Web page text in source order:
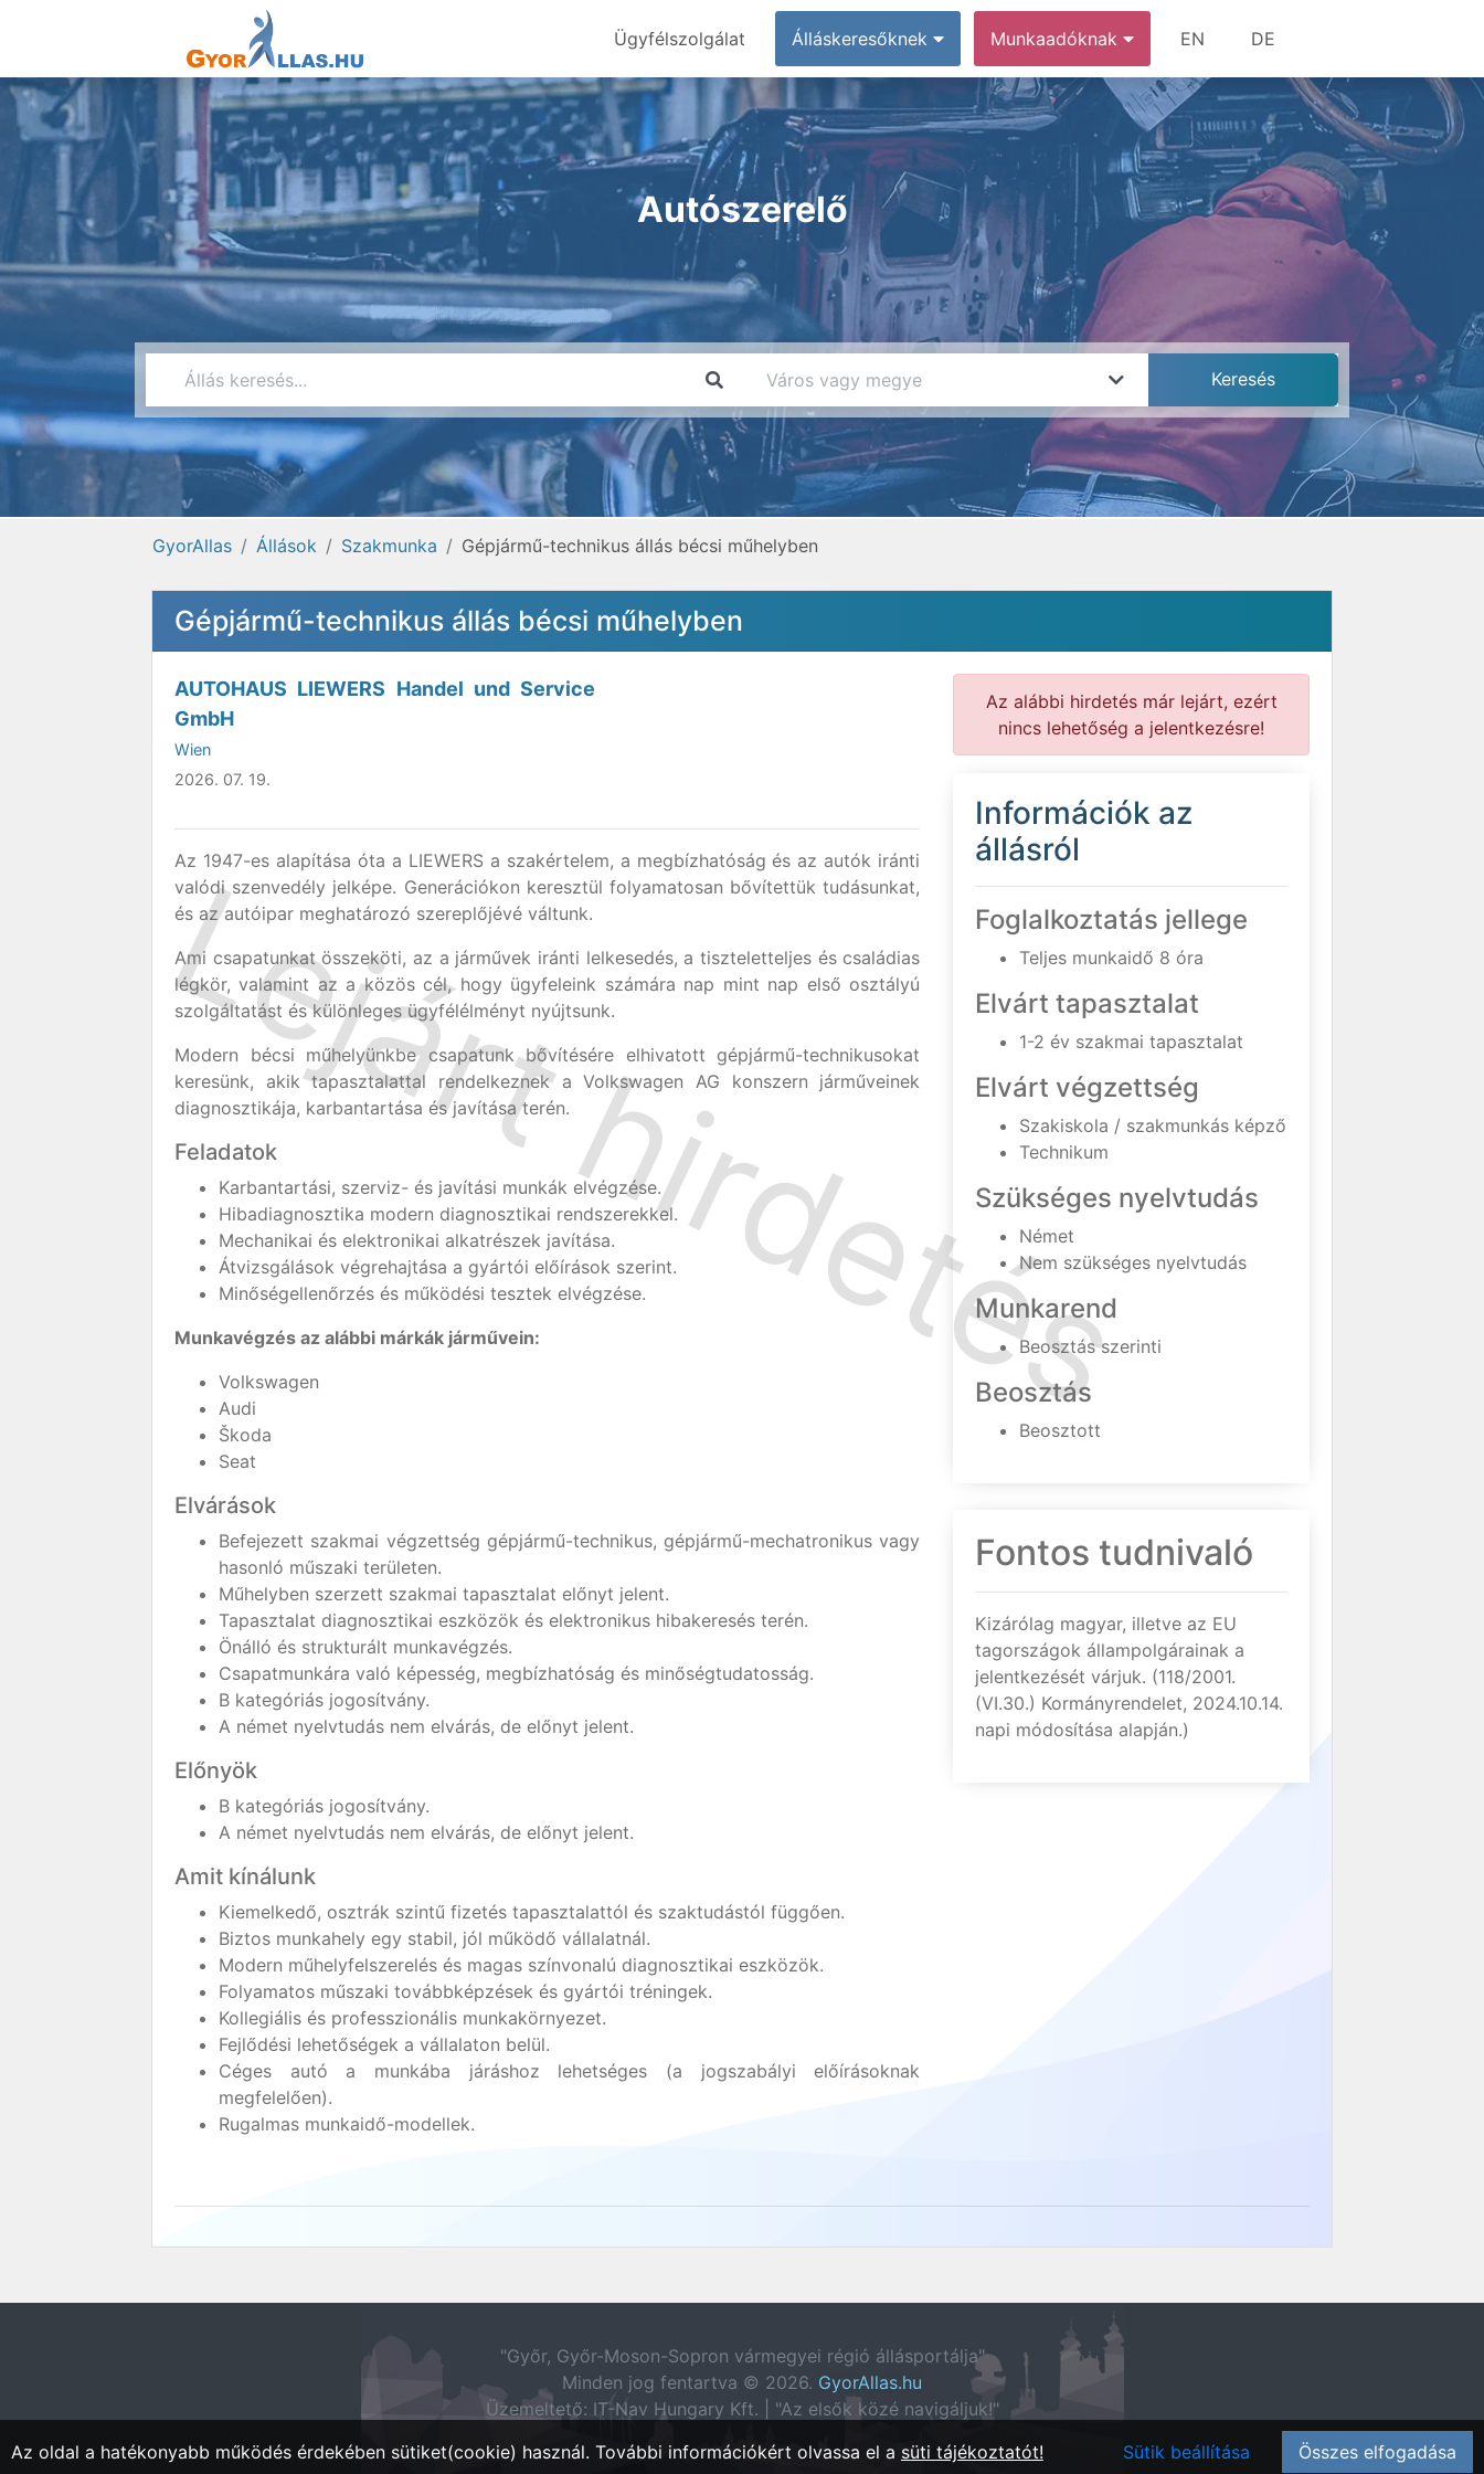
Ügyfélszolgálat Álláskeresőknek Munkaadóknak EN DE
Autószerelő
GyorAllas Állások Szakmunka Gépjármű-technikus állás bécsi műhelyben
Gépjármű-technikus állás bécsi műhelyben
AUTOHAUS LIEWERS Handel und Service
GmbH
Wien
2026. 07. 19.
Az 1947-es alapítása óta a LIEWERS a szakértelem, a megbízhatóság és az autók iránti
valódi szenvedély jelképe. Generációkon keresztül folyamatosan bővítettük tudásunkat,
és az autóipar meghatározó szereplőjévé váltunk.
Ami csapatunkat összeköti, az a járművek iránti lelkesedés, a tiszteletteljes és családias
légkör, valamint az a közös cél, hogy ügyfeleink számára nap mint nap első osztályú
szolgáltatást és különleges ügyfélélményt nyújtsunk.
Modern bécsi műhelyünkbe csapatunk bővítésére elhivatott gépjármű-technikusokat
keresünk, akik tapasztalattal rendelkeznek a Volkswagen AG konszern járműveinek
diagnosztikája, karbantartása és javítása terén.
Feladatok
Karbantartási, szerviz- és javítási munkák elvégzése.
Hibadiagnosztika modern diagnosztikai rendszerekkel.
Mechanikai és elektronikai alkatrészek javítása.
Átvizsgálások végrehajtása a gyártói előírások szerint.
Minőségellenőrzés és működési tesztek elvégzése.
Munkavégzés az alábbi márkák járművein:
Volkswagen
Audi
Škoda
Seat
Elvárások
Befejezett szakmai végzettség gépjármű-technikus, gépjármű-mechatronikus vagy
hasonló műszaki területen.
Műhelyben szerzett szakmai tapasztalat előnyt jelent.
Tapasztalat diagnosztikai eszközök és elektronikus hibakeresés terén.
Önálló és strukturált munkavégzés.
Csapatmunkára való képesség, megbízhatóság és minőségtudatosság.
B kategóriás jogosítvány.
A német nyelvtudás nem elvárás, de előnyt jelent.
Előnyök
B kategóriás jogosítvány.
A német nyelvtudás nem elvárás, de előnyt jelent.
Amit kínálunk
Kiemelkedő, osztrák szintű fizetés tapasztalattól és szaktudástól függően.
Biztos munkahely egy stabil, jól működő vállalatnál.
Modern műhelyfelszerelés és magas színvonalú diagnosztikai eszközök.
Folyamatos műszaki továbbképzések és gyártói tréningek.
Kollegiális és professzionális munkakörnyezet.
Fejlődési lehetőségek a vállalaton belül.
Céges autó a munkába járáshoz lehetséges (a jogszabályi előírásoknak
megfelelően).
Rugalmas munkaidő-modellek.
Az alábbi hirdetés már lejárt, ezért
nincs lehetőség a jelentkezésre!
Információk az
állásról
Foglalkoztatás jellege
Teljes munkaidő 8 óra
Elvárt tapasztalat
1-2 év szakmai tapasztalat
Elvárt végzettség
Szakiskola / szakmunkás képző
Technikum
Szükséges nyelvtudás
Német
Nem szükséges nyelvtudás
Munkarend
Beosztás szerinti
Beosztás
Beosztott
Fontos tudnivaló
Kizárólag magyar, illetve az EU
tagországok állampolgárainak a
jelentkezését várjuk. (118/2001.
(VI.30.) Kormányrendelet, 2024.10.14.
napi módosítása alapján.)
"Győr, Győr-Moson-Sopron vármegyei régió állásportálja"
Minden jog fentartva © 2026. GyorAllas.hu
Üzemeltető: IT-Nav Hungary Kft. | "Az elsők közé navigáljuk!"
Az oldal a hatékonyabb működés érdekében sütiket(cookie) használ. További információkért olvassa el a süti tájékoztatót! Sütik beállítása Összes elfogadása